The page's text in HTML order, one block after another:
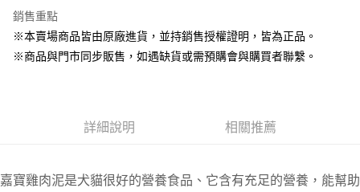
Google Pay
ATM付款
【全家】取貨付款1500免運
【全家】取貨1500免運
銷售重點
※本賣場商品皆由原廠進貨，並持銷售授權證明，皆為正品。
※商品與門市同步販售，如遇缺貨或需預購會與購買者聯繫。
詳細說明 相關推薦
嘉寶雞肉泥是犬貓很好的營養食品、它含有充足的營養，能幫助